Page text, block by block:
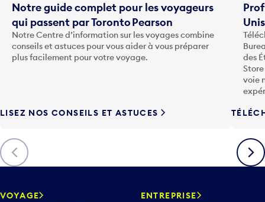
Précédent
Notre guide complet pour les voyageurs
qui passent par Toronto Pearson
Notre Centre d’information sur les voyages combine
conseils et astuces pour vous aider à vous préparer
plus facilement pour votre voyage.
LISEZ NOS CONSEILS ET ASTUCES
des
voie
VOYAGE ENTREPRISE